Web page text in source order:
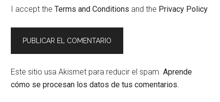
I accept theTerms and Conditions and the Privacy Policy
Este sitio usa Akismet para reducir el spam.Aprende
cómo se procesan los datos de tus comentarios.